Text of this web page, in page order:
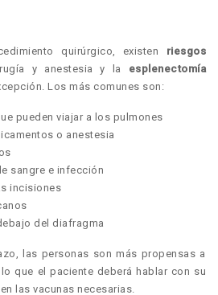
quirúrgico, existen riesgos
y anestesia y la esplenectomía
Los más comunes son:
pueden viajar a los pulmones
o anestesia
sangre e infección
incisiones
del diafragma
las personas son más propensas a
que el paciente deberá hablar con su
las vacunas necesarias.